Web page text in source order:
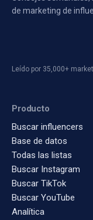
de marketing de
Leído por 35,000+
Producto
Buscar influencers
Base de datos
Todas las listas
Buscar Instagram
Buscar TikTok
Buscar YouTube
Analítica